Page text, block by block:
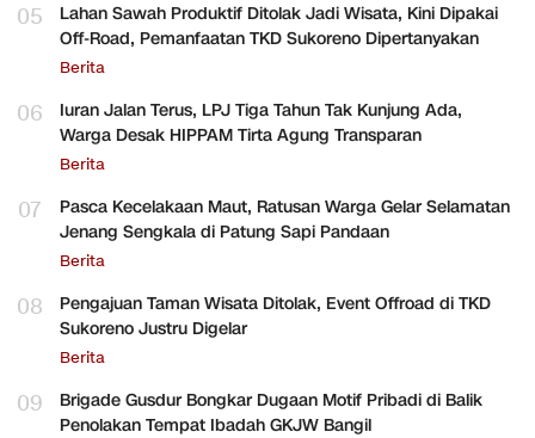
05
Lahan Sawah Produktif Ditolak Jadi Wisata, Kini Dipakai
Off-Road, Pemanfaatan TKD Sukoreno Dipertanyakan
Berita
06
Iuran Jalan Terus, LPJ Tiga Tahun Tak Kunjung Ada,
Warga Desak HIPPAM Tirta Agung Transparan
Berita
07
Pasca Kecelakaan Maut, Ratusan Warga Gelar Selamatan
Jenang Sengkala di Patung Sapi Pandaan
Berita
08
Pengajuan Taman Wisata Ditolak, Event Offroad di TKD
Sukoreno Justru Digelar
Berita
09
Brigade Gusdur Bongkar Dugaan Motif Pribadi di Balik
Penolakan Tempat Ibadah GKJW Bangil